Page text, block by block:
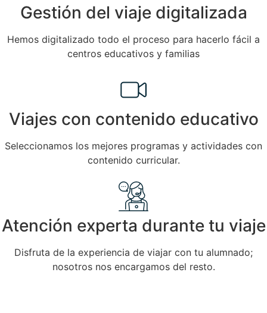
Gestión del viaje digitalizada
Hemos digitalizado todo el proceso para hacerlo fácil a
centros educativos y familias
Viajes con contenido educativo
Seleccionamos los mejores programas y actividades con
contenido curricular.
Atención experta durante tu viaje
Disfruta de la experiencia de viajar con tu alumnado;
nosotros nos encargamos del resto.